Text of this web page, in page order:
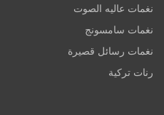
نغمات عاليه الصوت
نغمات سامسونج
نغمات رسائل قصيرة
رنات تركية